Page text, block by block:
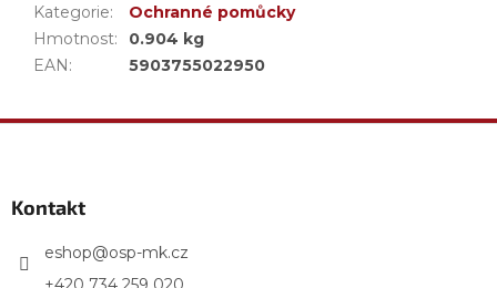
Kategorie:
Ochranné pomůcky
Hmotnost:
0.904 kg
EAN: 5903755022950
Kontakt
eshop@osp-mk.cz